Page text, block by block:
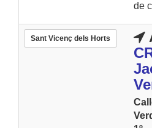
de
Sant Vicenç dels Horts